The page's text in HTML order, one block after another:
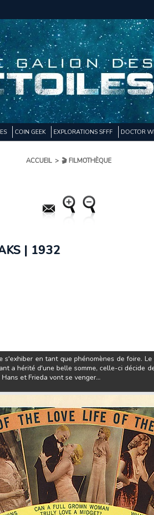
COIN GEEK EXPLORATIONS SFFF DOCTOR
ACCUEIL > 🎬 FILMOTHÈQUE
| 1932
en tant que phénomènes de foire.
a hérité d'une belle somme, celle-ci décide
et Frieda vont se venger...